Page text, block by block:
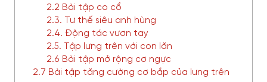
2.2 Bài tập co cổ
2.3. Tư thế siêu anh hùng
2.4. Động tác vươn tay
2.5. Tập lưng trên với con lăn
2.6 Bài tập mở rộng cơ ngực
2.7 Bài tập tăng cường cơ bắp của lưng trên